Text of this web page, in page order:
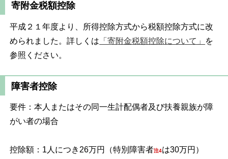
寄附金税額控除
平成２１年度より、所得控除方式から税額控除方式に改
められました。詳しくは 「寄附金税額控除について」
を
参照ください。
障害者控除
要件：本人またはその同一生計配偶者及び扶養親族が障
がい者の場合
控除額：1人につき26万円（特別障害者注4は30万円）